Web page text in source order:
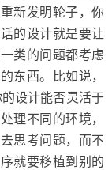
新发明轮子，你
的设计就是要让
类的问题都考虑
东西。比如说，
设计能否灵活于
理不同的环境，
思考问题，而不
就要移植到别的